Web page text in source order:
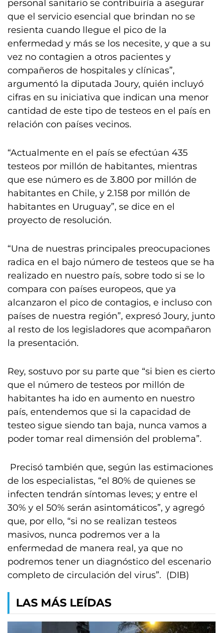
personal sanitario se contribuiría a asegurar
que el servicio esencial que brindan no se
resienta cuando llegue el pico de la
enfermedad y más se los necesite, y que a su
vez no contagien a otros pacientes y
compañeros de hospitales y clínicas”,
argumentó la diputada Joury, quién incluyó
cifras en su iniciativa que indican una menor
cantidad de este tipo de testeos en el país en
relación con países vecinos.
“Actualmente en el país se efectúan 435
testeos por millón de habitantes, mientras
que ese número es de 3.800 por millón de
habitantes en Chile, y 2.158 por millón de
habitantes en Uruguay”, se dice en el
proyecto de resolución.
“Una de nuestras principales preocupaciones
radica en el bajo número de testeos que se ha
realizado en nuestro país, sobre todo si se lo
compara con países europeos, que ya
alcanzaron el pico de contagios, e incluso con
países de nuestra región”, expresó Joury, junto
al resto de los legisladores que acompañaron
la presentación.
Rey, sostuvo por su parte que “si bien es cierto
que el número de testeos por millón de
habitantes ha ido en aumento en nuestro
país, entendemos que si la capacidad de
testeo sigue siendo tan baja, nunca vamos a
poder tomar real dimensión del problema”.
Precisó también que, según las estimaciones
de los especialistas, “el 80% de quienes se
infecten tendrán síntomas leves; y entre el
30% y el 50% serán asintomáticos”, y agregó
que, por ello, “si no se realizan testeos
masivos, nunca podremos ver a la
enfermedad de manera real, ya que no
podremos tener un diagnóstico del escenario
completo de circulación del virus”. (DIB)
LAS MÁS LEÍDAS